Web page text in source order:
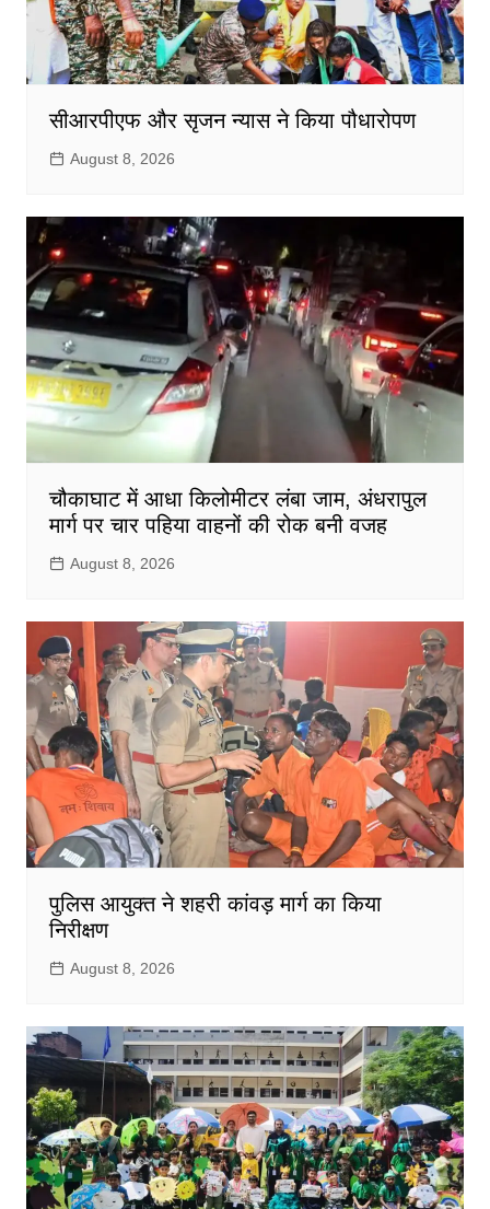
सीआरपीएफ और सृजन न्यास ने किया पौधारोपण
August 8, 2026
चौकाघाट में आधा किलोमीटर लंबा जाम, अंधरापुल
मार्ग पर चार पहिया वाहनों की रोक बनी वजह
August 8, 2026
पुलिस आयुक्त ने शहरी कांवड़ मार्ग का किया
निरीक्षण
August 8, 2026